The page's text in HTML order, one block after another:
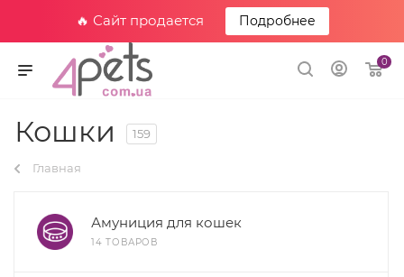
🔥 Сайт продается Подробнее
0
Кошки 159
Главная
Амуниция для кошек
14 ТОВАРОВ